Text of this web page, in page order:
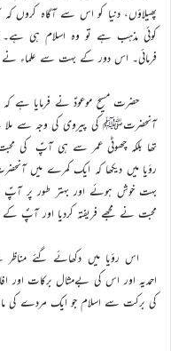
پھیلاؤں، دنیا کو اس سے آگاہ کروں
کوئی مذہب ہے تو وہ اسلام ہی ہے۔
فرمائی۔ اس دور کے بہت سے علماء
حضرت مسیح موعودؑ نے فرمایا ہے
آنحضرتﷺ کی پیروی کی وجہ سے ملا
تھا بلکہ چھوٹی عمر سے ہی آپؑ کی
رؤیا میں دیکھا کہ ایک کمرے میں
بہت خوش ہوئے اور بہتر طور پر آپؑ
محبت نے مجھے فریفتہ کردیا اور آپؐ کے
اس رؤیا میں دکھائے گئے
احمدیہ اور اس کی بےمثال برکات اور
کی برکت سے اسلام جو ایک مردے کی